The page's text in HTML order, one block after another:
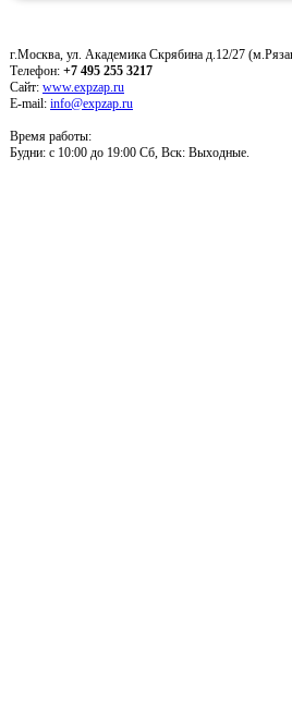
г.Москва, ул. Академика Скрябина д.12/27
Телефон: +7 495 255 3217
Сайт: www.expzap.ru
E-mail: info@expzap.ru
Время работы:
Будни: c 10:00 до 19:00 Сб, Вск: Выходные.